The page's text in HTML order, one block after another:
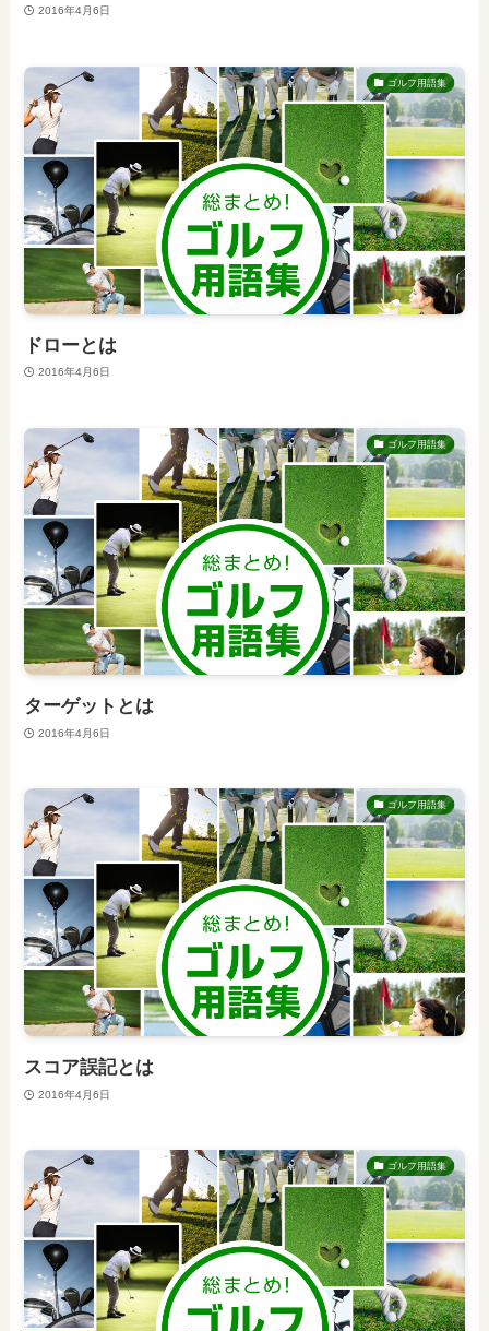
2016年4月6日
ゴルフ用語集
ドローとは
2016年4月6日
ゴルフ用語集
ターゲットとは
2016年4月6日
ゴルフ用語集
スコア誤記とは
2016年4月6日
ゴルフ用語集